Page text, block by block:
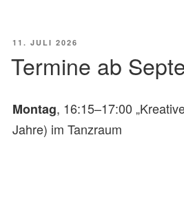
VERÖFFENTLICHT
11. JULI 2026
Termine ab
Montag, 16:15–17:00
Jahre) im Tanzraum